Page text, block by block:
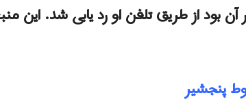
آن بود از طریق تلفن او رد یابی شد. این
پنجشیر